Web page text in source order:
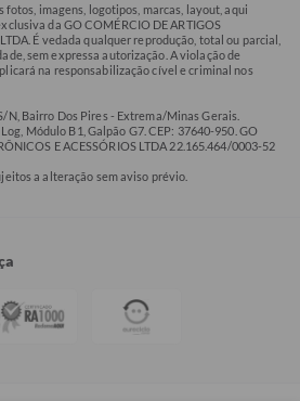
fotos, imagens, logotipos, marcas, layout, aqui
da GO COMÉRCIO DE ARTIGOS
É vedada qualquer reprodução, total ou parcial,
sem expressa autorização. A violação de
na responsabilização cível e criminal nos
N, Bairro Dos Pires - Extrema/Minas Gerais.
Módulo B1, Galpão G7. CEP: 37640-950. GO
E ACESSÓRIOS LTDA 22.165.464/0003-52
a alteração sem aviso prévio.